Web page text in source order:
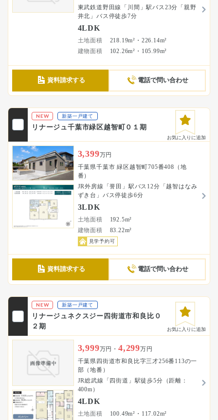
東武鉄道野田線「川間」駅バス23分「親野
井北」バス停徒歩7分
4LDK
土地面積
218.19m²・226.14m²
建物面積
102.26m²・105.99m²
資料請求する 電話で問い合わせ
NEW 新築一戸建て
リナージュ千葉市緑区越智町０１期
お気に入りに追加
3,399万円
千葉県千葉市 緑区越智町705番408（地
番）
JR外房線「誉田」駅バス12分「越智はなみ
ずき台」バス停徒歩6分
3LDK
土地面積
192.5m²
建物面積
83.22m²
見学予約可
資料請求する 電話で問い合わせ
NEW 新築一戸建て
リナージュネクスジー四街道市和良比０
２期
お気に入りに追加
3,999万円・ 4,299万円
千葉県四街道市和良比字三才256番113の一
部（地番）
JR総武線「四街道」駅徒歩5分（距離：
400m）
4LDK
土地面積
100.49m²・117.02m²